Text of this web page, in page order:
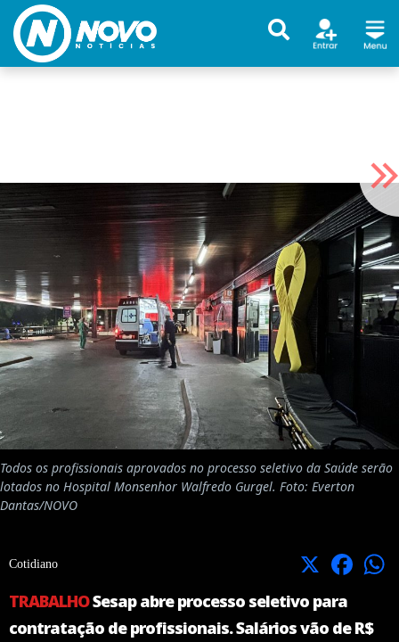
Todos os profissionais aprovados no processo seletivo da Saúde serão
lotados no Hospital Monsenhor Walfredo Gurgel. Foto: Everton
Dantas/NOVO
Cotidiano X Facebook
TRABALHOSesap abre processo seletivo para
contratação de profissionais. Salários vão de R$